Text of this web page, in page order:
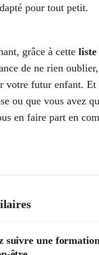
pour tout petit.
grâce à cette
de ne rien
votre futur enfant. Et
ou que vous avez
en faire part en
suivre une